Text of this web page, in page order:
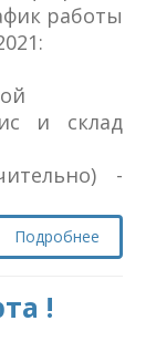
работы
и склад
-
Подробнее
!